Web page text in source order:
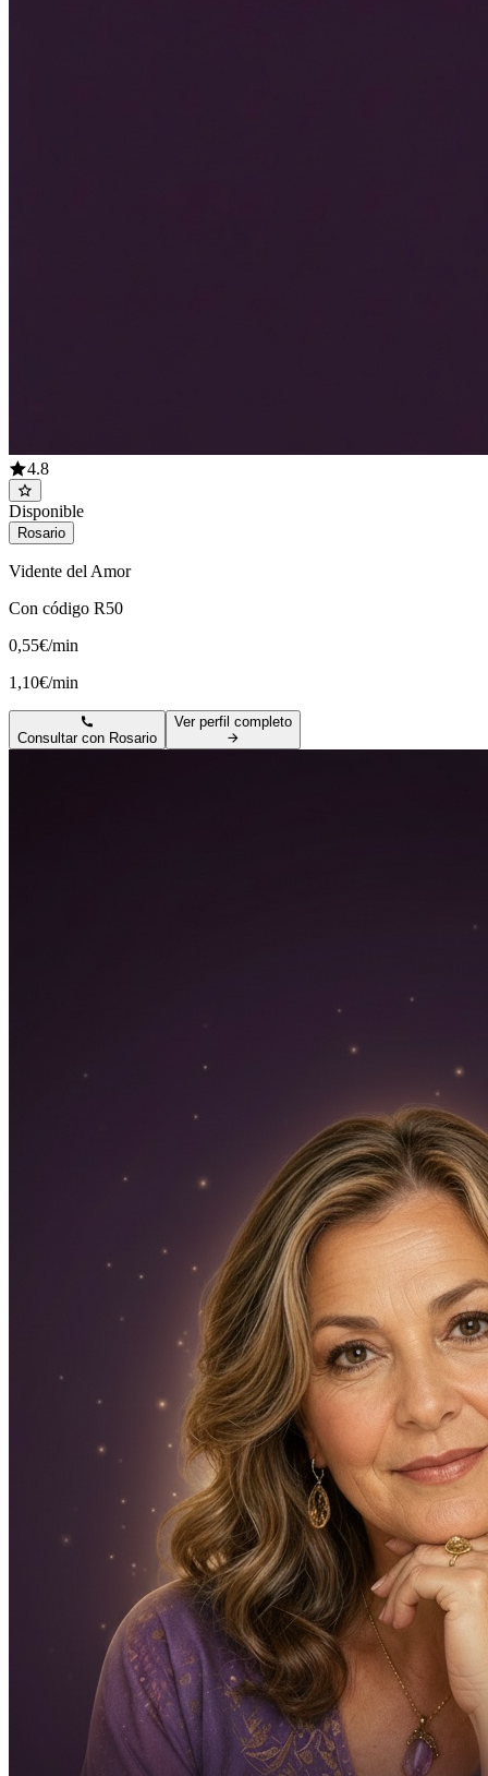
4.8
Disponible
Rosario
Vidente del Amor
Con código R50
0,55€/min
1,10€/min
Consultar con Rosario
Ver perfil completo